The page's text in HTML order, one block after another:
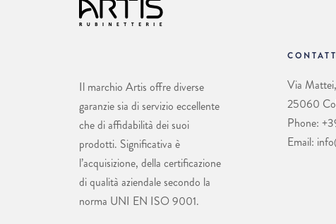
Il marchio Artis offre diverse
garanzie sia di servizio eccellente
che di affidabilità dei suoi
prodotti. Significativa è
l’acquisizione, della certificazione
di qualità aziendale secondo la
norma UNI EN ISO 9001.
Via
25060
Phone:
Email: